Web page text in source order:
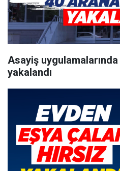
Asayiş uygulamalarında
yakalandı